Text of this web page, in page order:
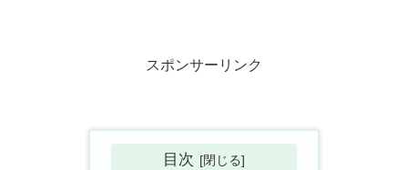
スポンサーリンク
目次